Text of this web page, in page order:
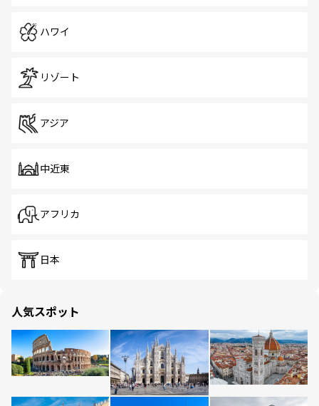
ハワイ
リゾート
アジア
中近東
アフリカ
日本
人気スポット